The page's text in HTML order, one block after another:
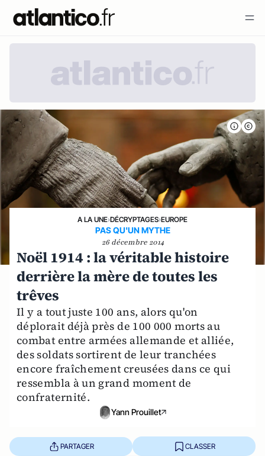
A LA UNE›DÉCRYPTAGES›EUROPE
PAS QU'UN MYTHE
26 décembre 2014
Noël 1914 : la véritable histoire
derrière la mère de toutes les
trêves
Il y a tout juste 100 ans, alors qu'on
déplorait déjà près de 100 000 morts au
combat entre armées allemande et alliée,
des soldats sortirent de leur tranchées
encore fraîchement creusées dans ce qui
ressembla à un grand moment de
confraternité.
Yann Prouillet
PARTAGER CLASSER